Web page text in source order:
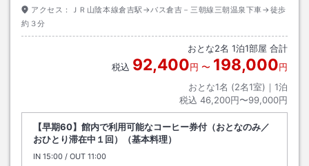
アクセス：
ＪＲ山陰本線倉吉駅→バス倉吉－三朝線三朝温泉下車→徒歩
約３分
おとな2名 1泊1部屋 合計
税込 92,400円 〜 198,000円
おとな1名 (2名1室)｜ 1泊
税込 46,200円〜99,000円
【早期60】館内で利用可能なコーヒー券付（おとなのみ／
おひとり滞在中１回）（基本料理）
IN チェックイン
15:00 / OUT チェックアウト
11:00